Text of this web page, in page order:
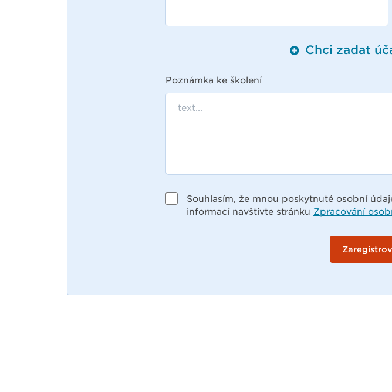
Chci zadat
Poznámka ke školení
Souhlasím, že mnou poskytnuté osobní
informací navštivte stránku Zpracování